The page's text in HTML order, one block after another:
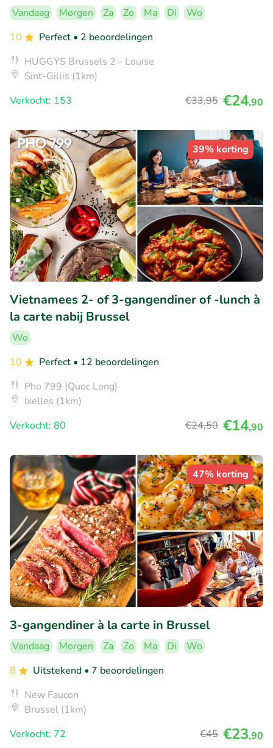
Vandaag Morgen Za Zo Ma Di
Wo
10
Perfect • 2 beoordelingen
HUGGYS Brussels 2 - Louise
Sint-Gillis (1km)
Verkocht: 153
€33,95 €24,90
39% korting
Vietnamees 2- of 3-gangendiner of -lunch à
la carte nabij Brussel
Wo
10
Perfect • 12 beoordelingen
Pho 799 (Quoc Long)
Ixelles (1km)
Verkocht: 80
€24,50 €14,90
47% korting
3-gangendiner à la carte in Brussel
Vandaag Morgen Za Zo Ma Di
Wo
8
Uitstekend • 7 beoordelingen
New Faucon
Brussel (1km)
Verkocht: 72
€45 €23,90